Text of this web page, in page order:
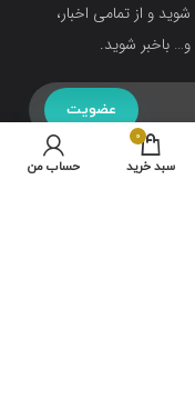
و از تمامی اخبار،
باخبر شوید.
عضویت
0
سبد خرید حساب من